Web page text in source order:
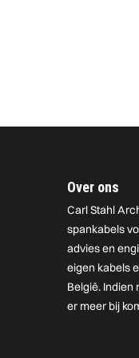
Over ons
Carl Stahl
spankabels
advies en
eigen kabels
België.
er meer bij